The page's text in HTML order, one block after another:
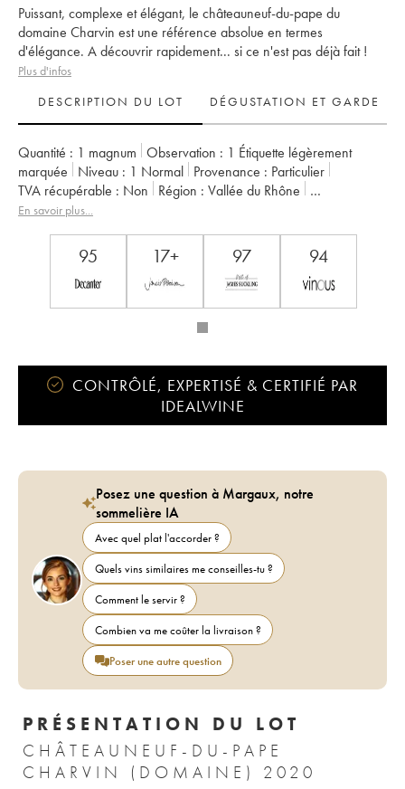
Puissant, complexe et élégant, le châteauneuf-du-pape du
domaine Charvin est une référence absolue en termes
d'élégance. A découvrir rapidement... si ce n'est pas déjà fait !
Plus d'infos
DESCRIPTION DU LOT
DÉGUSTATION ET GARDE
Quantité : 1 magnum Observation : 1 Étiquette légèrement
marquée
Niveau : 1 Normal Provenance : particulier
TVA récupérable :
non Région :
Vallée du Rhône
Appellation :
En savoir plus...
95 17+ 97 94
CONTRÔLÉ, EXPERTISÉ & CERTIFIÉ PAR
IDEALWINE
Posez une question à Margaux, notre
sommelière IA
Avec quel plat l'accorder ?
Quels vins similaires me conseilles-tu ?
Comment le servir ?
Combien va me coûter la livraison ?
Poser une autre question
PRÉSENTATION DU LOT
CHÂTEAUNEUF-DU-PAPE
CHARVIN (DOMAINE) 2020